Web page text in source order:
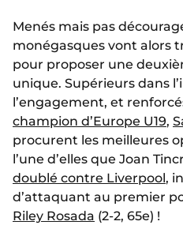
Menés mais pas
monégasques vont alors
pour proposer une
unique. Supérieurs dans
l’engagement, et
champion d’Europe U19,
procurent les meilleures
l’une d’elles que Joan
doublé contre Liverpool,
d’attaquant au premier
Riley Rosada (2-2, 65e) !